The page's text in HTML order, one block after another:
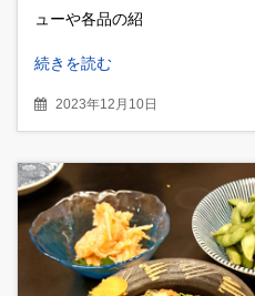
ューや各品の紹
続きを読む
2023年12月10日